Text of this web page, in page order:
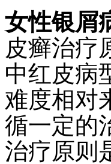
女性银屑
皮癣治疗
中红皮病
难度相对
循一定的
治疗原则